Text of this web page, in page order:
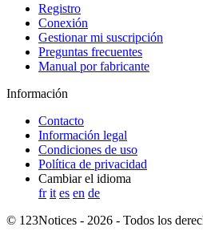
Registro
Conexión
Gestionar mi suscripción
Preguntas frecuentes
Manual por fabricante
Información
Contacto
Información legal
Condiciones de uso
Política de privacidad
Cambiar el idioma
fr it es en de
© 123Notices - 2026 - Todos los